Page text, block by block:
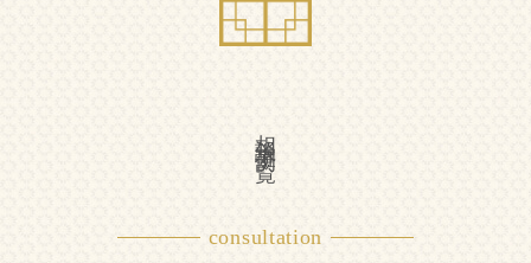
相談事例一覧
consultation